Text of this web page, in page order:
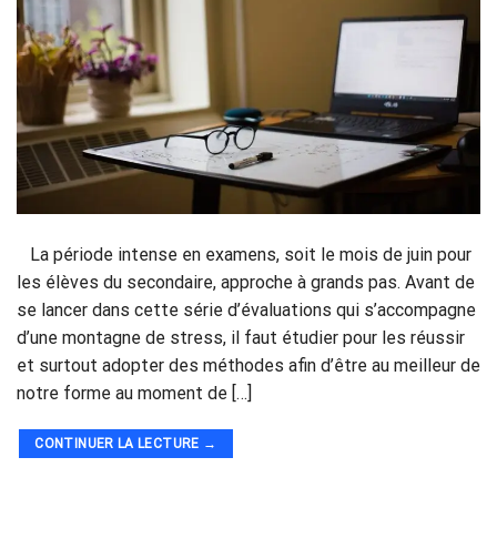
La période intense en examens, soit le mois de juin pour
les élèves du secondaire, approche à grands pas. Avant de
se lancer dans cette série d’évaluations qui s’accompagne
d’une montagne de stress, il faut étudier pour les réussir
et surtout adopter des méthodes afin d’être au meilleur de
notre forme au moment de […]
CONTINUER LA LECTURE →